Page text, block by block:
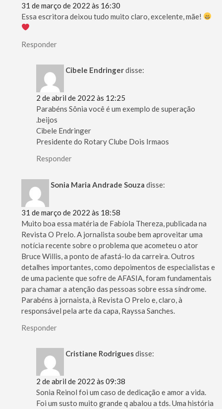
31 de março de 2022 às 16:30
Essa escritora deixou tudo muito claro, excelente, mãe!
Responder
Cibele Endringerdisse:
2 de abril de 2022 às 12:25
Parabéns Sônia você é um exemplo de superação
.beijos
Cibele Endringer
Presidente do Rotary Clube Dois Irmaos
Responder
Sonia Maria Andrade Souza disse:
31 de março de 2022 às 18:58
Muito boa essa matéria de Fabíola Thereza, publicada na
Revista O Prelo. A jornalista soube bem aproveitar uma
notícia recente sobre o problema que acometeu o ator
Bruce Willis, a ponto de afastá-lo da carreira. Outros
detalhes importantes, como depoimentos de especialistas e
de uma paciente que sofre de AFASIA, foram fundamentais
para chamar a atenção das pessoas sobre essa síndrome.
Parabéns à jornaista, à Revista O Prelo e, claro, à
responsável pela arte da capa, Rayssa Sanches.
Responder
Cristiane Rodriguesdisse:
2 de abril de 2022 às 09:38
Sonia Reinol foi um caso de dedicação e amor a vida.
Foi um susto muito grande q abalou a tds. Uma história